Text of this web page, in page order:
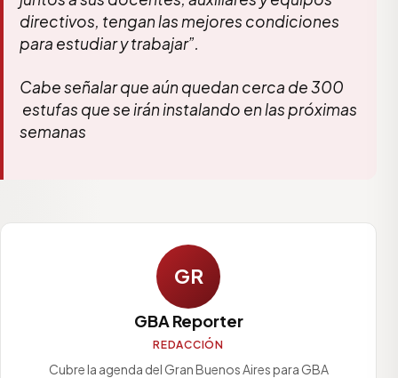
directivos, tengan las mejores condiciones
para estudiar y trabajar”.
Cabe señalar que aún quedan cerca de 300
estufas que se irán instalando en las próximas
semanas
GR
GBA Reporter
REDACCIÓN
Cubre la agenda del Gran Buenos Aires para GBA